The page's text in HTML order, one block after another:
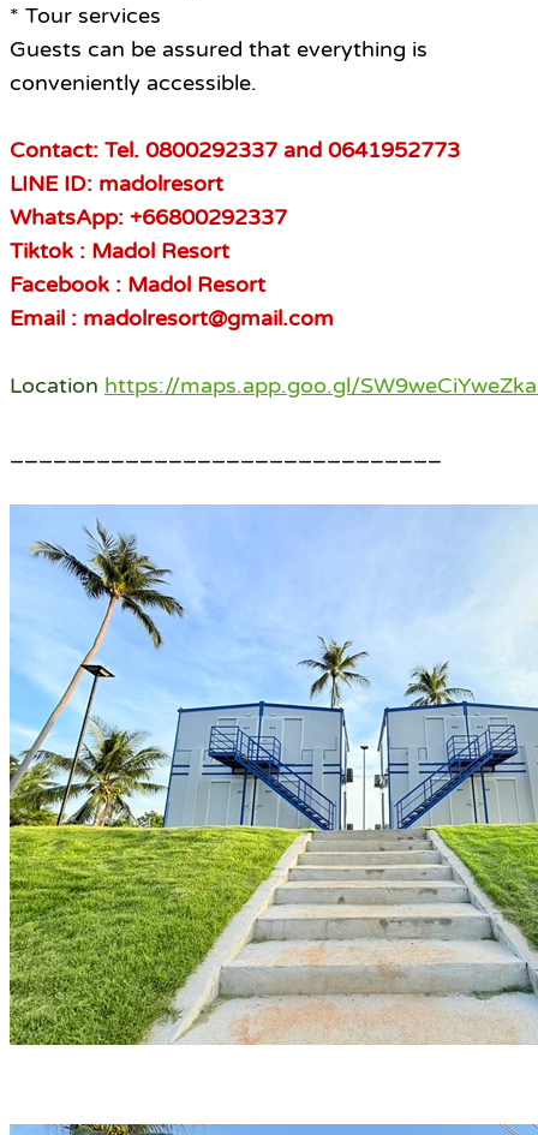
* Tour services
Guests can be assured that everything is
conveniently accessible.
Contact: Tel. 0800292337 and 0641952773
LINE ID: madolresort
WhatsApp: +66800292337
Tiktok : Madol Resort
Facebook : Madol Resort
Email : madolresort@gmail.com
Location https://maps.app.goo.gl/